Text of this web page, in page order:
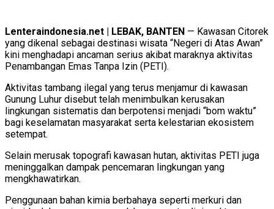
Lenteraindonesia.net | LEBAK, BANTEN — Kawasan Citorek
yang dikenal sebagai destinasi wisata “Negeri di Atas Awan”
kini menghadapi ancaman serius akibat maraknya aktivitas
Penambangan Emas Tanpa Izin (PETI).
Aktivitas tambang ilegal yang terus menjamur di kawasan
Gunung Luhur disebut telah menimbulkan kerusakan
lingkungan sistematis dan berpotensi menjadi “bom waktu”
bagi keselamatan masyarakat serta kelestarian ekosistem
setempat.
Selain merusak topografi kawasan hutan, aktivitas PETI juga
meninggalkan dampak pencemaran lingkungan yang
mengkhawatirkan.
Penggunaan bahan kimia berbahaya seperti merkuri dan